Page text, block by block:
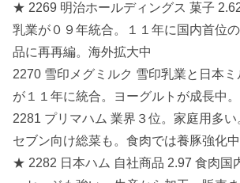
★ 2269 明治ホールディングス 菓子
乳業が０９年統合。１１年に国内首位
品に再再編。海外拡大中
2270 雪印メグミルク 雪印乳業と日本ミ
が１１年に統合。ヨーグルトが成長中
2281 プリマハム 業界３位。家庭用多い
セブン向け総菜も。食肉では養豚強化
★ 2282 日本ハム 自社商品 2.97 食肉国